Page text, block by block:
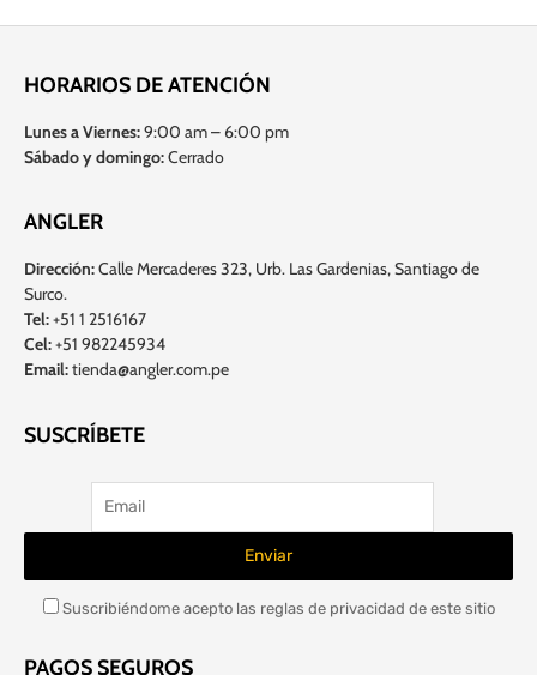
HORARIOS DE ATENCIÓN
Lunes a Viernes:9:00 am – 6:00 pm
Sábado y domingo:Cerrado
ANGLER
Dirección:Calle Mercaderes 323, Urb. Las Gardenias, Santiago de
Surco.
Tel:+51 1 2516167
Cel:+51 982245934
Email:tienda@angler.com.pe
SUSCRÍBETE
Suscribiéndome acepto las reglas de privacidad de este sitio
PAGOS SEGUROS